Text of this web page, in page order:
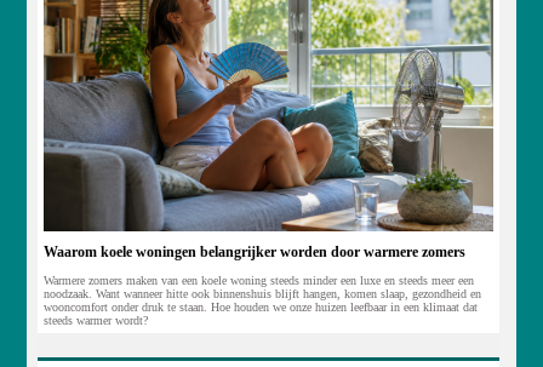
Waarom koele woningen belangrijker worden door warmere zomers
Warmere zomers maken van een koele woning steeds minder een luxe en steeds meer een
noodzaak. Want wanneer hitte ook binnenshuis blijft hangen, komen slaap, gezondheid en
wooncomfort onder druk te staan. Hoe houden we onze huizen leefbaar in een klimaat dat
steeds warmer wordt?